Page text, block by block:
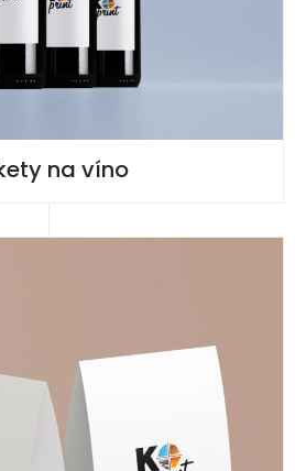
na víno